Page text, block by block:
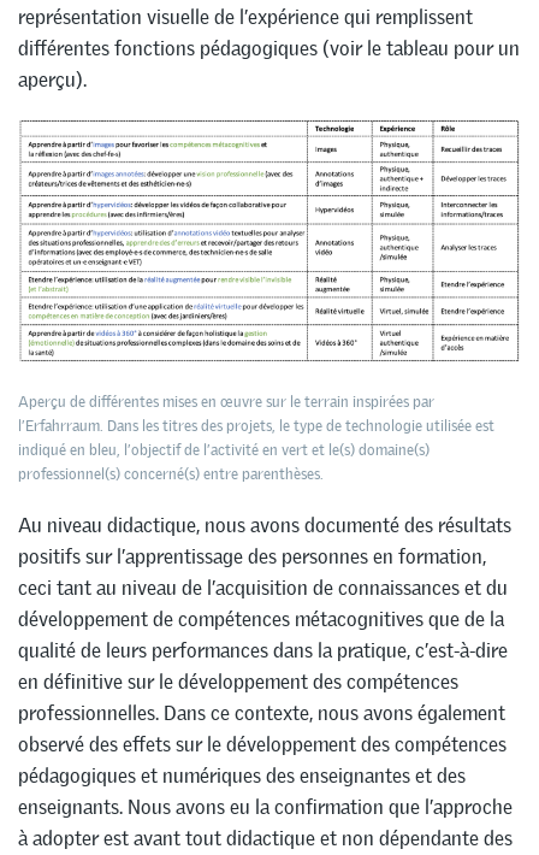
représentation visuelle de l’expérience qui remplissent
différentes fonctions pédagogiques (voir le tableau pour un
aperçu).
Aperçu de différentes mises en œuvre sur le terrain inspirées par
l’Erfahrraum. Dans les titres des projets, le type de technologie utilisée est
indiqué en bleu, l’objectif de l’activité en vert et le(s) domaine(s)
professionnel(s) concerné(s) entre parenthèses.
Au niveau didactique, nous avons documenté des résultats
positifs sur l’apprentissage des personnes en formation,
ceci tant au niveau de l’acquisition de connaissances et du
développement de compétences métacognitives que de la
qualité de leurs performances dans la pratique, c’est-à-dire
en définitive sur le développement des compétences
professionnelles. Dans ce contexte, nous avons également
observé des effets sur le développement des compétences
pédagogiques et numériques des enseignantes et des
enseignants. Nous avons eu la confirmation que l’approche
à adopter est avant tout didactique et non dépendante des